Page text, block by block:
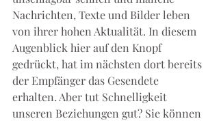
Nachrichten, Texte und Bilder leben
von ihrer hohen Aktualität. In diesem
Augenblick hier auf den Knopf
gedrückt, hat im nächsten dort bereits
der Empfänger das Gesendete
erhalten. Aber tut Schnelligkeit
unseren Beziehungen gut? Sie können